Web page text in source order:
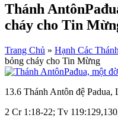
Thánh
cháy cho Tin
Trang Chủ » Hạnh Các Thánh
bỏng cháy cho Tin Mừng
13.6 Thánh Antôn đệ Padua,
2 Cr 1:18-22; Tv